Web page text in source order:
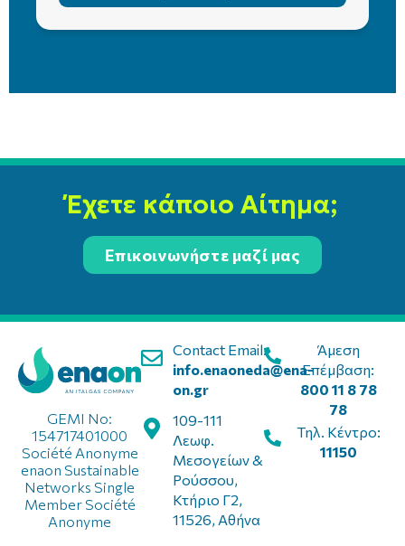
Έχετε κάποιο Αίτημα;
Επικοινωνήστε μαζί μας
Contact Email:
info.enaoneda@ena-
on.gr
109-111
Λεωφ.
Μεσογείων &
Ρούσσου,
Κτήριο Γ2,
11526, Αθήνα
GEMI No:
154717401000
Société Anonyme
enaon Sustainable
Networks Single
Member Société
Anonyme
Άμεση
Επέμβαση:
800 11 8 78
78
Τηλ. Κέντρο:
11150